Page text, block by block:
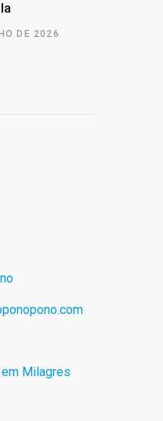
DE 2026
Milagres